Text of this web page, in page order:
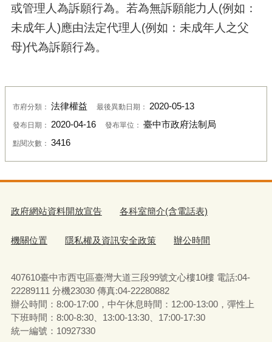
或管理人為訴願行為。若為無訴願能力人(例如：
未成年人)應由法定代理人(例如：未成年人之父
母)代為訴願行為。
市府分類： 法律權益 最後異動日期： 2020-05-13
發布日期： 2020-04-16 發布單位： 臺中市政府法制局
點閱次數： 3416
政府網站資料開放宣告 各科室簡介(含電話表)
機關位置 隱私權及資訊安全政策 辦公時間
407610臺中市西屯區臺灣大道三段99號文心樓10樓 電話:04-
22289111 分機23030 傳真:04-22280882
辦公時間：8:00-17:00，中午休息時間：12:00-13:00，彈性上
下班時間：8:00-8:30、13:00-13:30、17:00-17:30
統一編號：10927330